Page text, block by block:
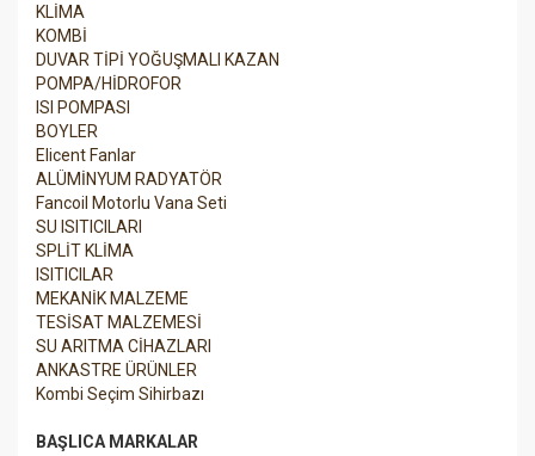
KLİMA
KOMBİ
DUVAR TİPİ YOĞUŞMALI KAZAN
POMPA/HİDROFOR
ISI POMPASI
BOYLER
Elicent Fanlar
ALÜMİNYUM RADYATÖR
Fancoil Motorlu Vana Seti
SU ISITICILARI
SPLİT KLİMA
ISITICILAR
MEKANİK MALZEME
TESİSAT MALZEMESİ
SU ARITMA CİHAZLARI
ANKASTRE ÜRÜNLER
Kombi Seçim Sihirbazı
BAŞLICA MARKALAR